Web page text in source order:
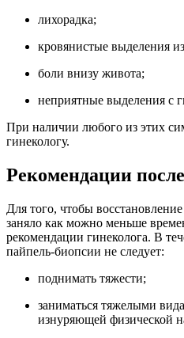
лихорадка;
кровянистые выделения
боли внизу живота;
неприятные выделения с
При наличии любого из этих
гинекологу.
Рекомендации
Для того, чтобы
заняло как можно меньше
рекомендации гинеколога. В
пайпель-биопсии не следует:
поднимать тяжести;
заниматься тяжелыми
изнуряющей физической